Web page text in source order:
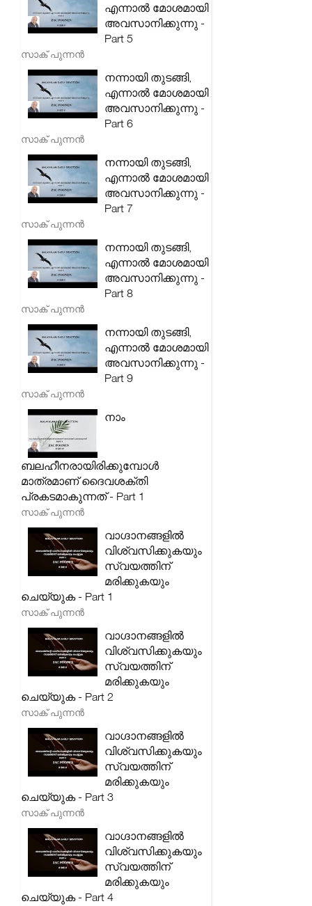
എന്നാൽ മോശമായി
അവസാനിക്കുന്നു -
Part 5
സാക് പുന്നൻ
നന്നായി തുടങ്ങി,
എന്നാൽ മോശമായി
അവസാനിക്കുന്നു -
Part 6
സാക് പുന്നൻ
നന്നായി തുടങ്ങി,
എന്നാൽ മോശമായി
അവസാനിക്കുന്നു -
Part 7
സാക് പുന്നൻ
നന്നായി തുടങ്ങി,
എന്നാൽ മോശമായി
അവസാനിക്കുന്നു -
Part 8
സാക് പുന്നൻ
നന്നായി തുടങ്ങി,
എന്നാൽ മോശമായി
അവസാനിക്കുന്നു -
Part 9
സാക് പുന്നൻ
നാം
ബലഹീനരായിരിക്കുമ്പോൾ
മാത്രമാണ് ദൈവശക്തി
പ്രകടമാകുന്നത് - Part 1
സാക് പുന്നൻ
വാഗ്ദാനങ്ങളിൽ
വിശ്വസിക്കുകയും
സ്വയത്തിന്
മരിക്കുകയും
ചെയ്യുക - Part 1
സാക് പുന്നൻ
വാഗ്ദാനങ്ങളിൽ
വിശ്വസിക്കുകയും
സ്വയത്തിന്
മരിക്കുകയും
ചെയ്യുക - Part 2
സാക് പുന്നൻ
വാഗ്ദാനങ്ങളിൽ
വിശ്വസിക്കുകയും
സ്വയത്തിന്
മരിക്കുകയും
ചെയ്യുക - Part 3
സാക് പുന്നൻ
വാഗ്ദാനങ്ങളിൽ
വിശ്വസിക്കുകയും
സ്വയത്തിന്
മരിക്കുകയും
ചെയ്യുക - Part 4